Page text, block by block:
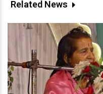
Related News